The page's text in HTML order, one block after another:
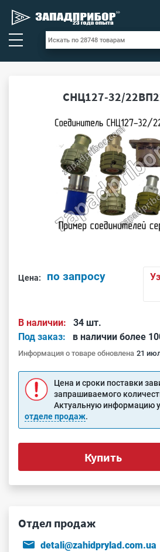
СНЦ127-32/
Цена: по запросу
В наличии:
34 шт.
Под заказ:
в наличии более
Информация о товаре обновлена 21
Цена и сроки поставки
запрашиваемого
Актуальную информацию
отделе продаж.
Купить
Отдел продаж
detali@zahidprylad.com.ua